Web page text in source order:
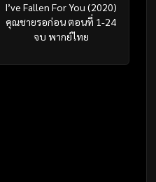
I’ve Fallen For You (2020)
คุณชายรอก่อน ตอนที่ 1-24
จบ พากย์ไทย